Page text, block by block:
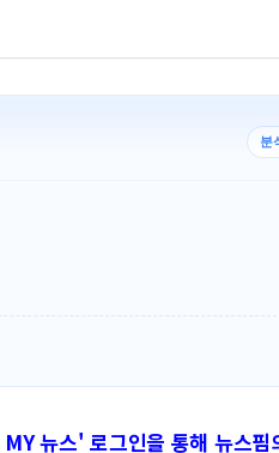
[속보] 민
정재헌
하나금융,
인천시 광
병무청,
홈플러스
윤준병·이
'호우·산
여야, 황
분
뉴스' 로그인을 통해 뉴스핌